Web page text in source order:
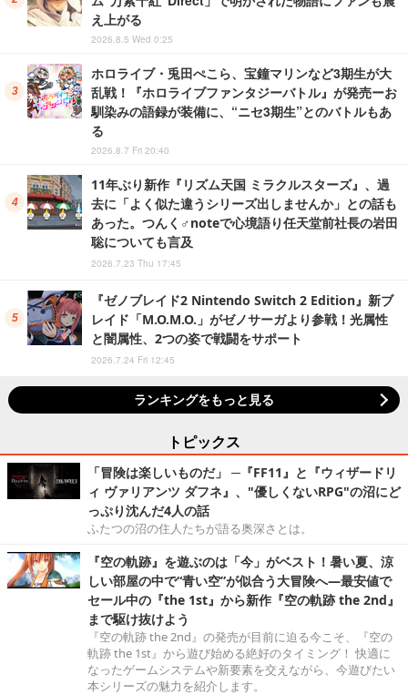
え上がる
2026.8.5 Wed 0:25
ホロライブ・兎田ぺこら、宝鐘マリンなど3期生が大
乱戦！『ホロライブファンタジーバトル』が発売ーお
馴染みの語録が装備に、“ニセ3期生”とのバトルもあ
る
2026.8.7 Fri 20:40
11年ぶり新作『リズム天国 ミラクルスターズ』、過
去に「よく似た違うシリーズ出しませんか」との話も
あった。つんく♂noteで心境語り任天堂前社長の岩田
聡についても言及
2026.7.23 Thu 17:45
『ゼノブレイド2 Nintendo Switch 2 Edition』新ブ
レイド「M.O.M.O.」がゼノサーガより参戦！光属性
と闇属性、2つの姿で戦闘をサポート
2026.7.24 Fri 12:45
ランキングをもっと見る
トピックス
「冒険は楽しいものだ」 ─『FF11』と『ウィザードリ
ィ ヴァリアンツ ダフネ』、"優しくないRPG"の沼にど
っぷり沈んだ4人の話
ふたつの沼の住人たちが語る奥深さとは。
『空の軌跡』を遊ぶのは「今」がベスト！暑い夏、涼
しい部屋の中で“青い空”が似合う大冒険へ―最安値で
セール中の『the 1st』から新作『空の軌跡 the 2nd』
まで駆け抜けよう
『空の軌跡 the 2nd』の発売が目前に迫る今こそ、『空の
軌跡 the 1st』から遊び始める絶好のタイミング！ 快適に
なったゲームシステムや新要素を交えながら、今遊びたい
本シリーズの魅力を紹介します。